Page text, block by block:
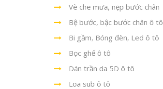
Vè che mưa, nẹp bước chân
Bệ bước, bậc bước chân ô tô
Bi gầm, Bóng đèn, Led ô tô
Bọc ghế ô tô
Dán trần da 5D ô tô
Loa sub ô tô